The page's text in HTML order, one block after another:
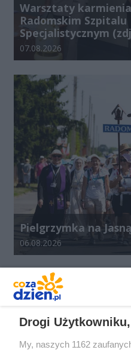
Warsztaty
Radomskim Szpitalu
Specjalistycznym
Data dodania galerii:
07.08.2026
Pielgrzymka na
Data dodania galerii:
06.08.2026
Drogi Użytkowniku,
My, naszych 1162